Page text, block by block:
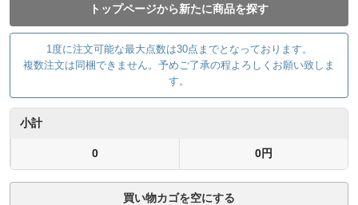
トップページから新たに商品を探す
1度に注文可能な最大点数は30点までとなっております。
複数注文は同梱できません。予めご了承の程よろしくお願い致しま
す。
小計
0 0円
買い物カゴを空にする